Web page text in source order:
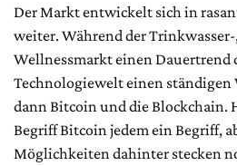
Der Markt entwickelt sich in
weiter. Während der
Wellnessmarkt einen
Technologiewelt einen ständigen
dann Bitcoin und die Blockchain.
Begriff Bitcoin jedem ein Begriff,
Möglichkeiten dahinter stecken